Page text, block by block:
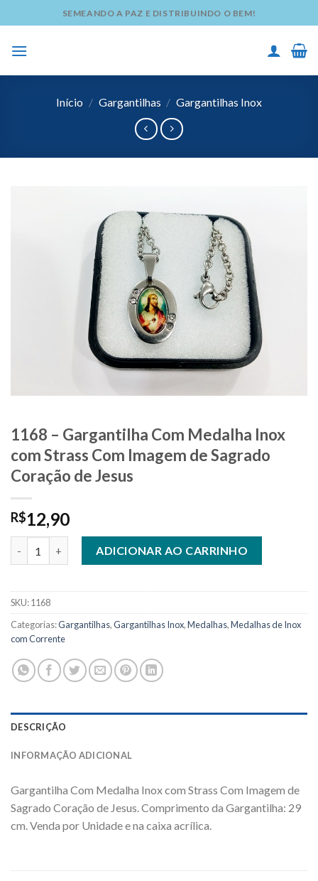
to
content
SEMEANDO A PAZ E DISTRIBUINDO O BEM!
Início / Gargantilhas / Gargantilhas Inox
1168 – Gargantilha Com Medalha Inox
com Strass Com Imagem de Sagrado
Coração de Jesus
R$12,90
ADICIONAR AO CARRINHO
SKU:1168
Categorias:Gargantilhas,Gargantilhas Inox,Medalhas,Medalhas de Inox
com Corrente
DESCRIÇÃO
INFORMAÇÃO ADICIONAL
Gargantilha Com Medalha Inox com Strass Com Imagem de
Sagrado Coração de Jesus. Comprimento da Gargantilha: 29
cm. Venda por Unidade e na caixa acrílica.